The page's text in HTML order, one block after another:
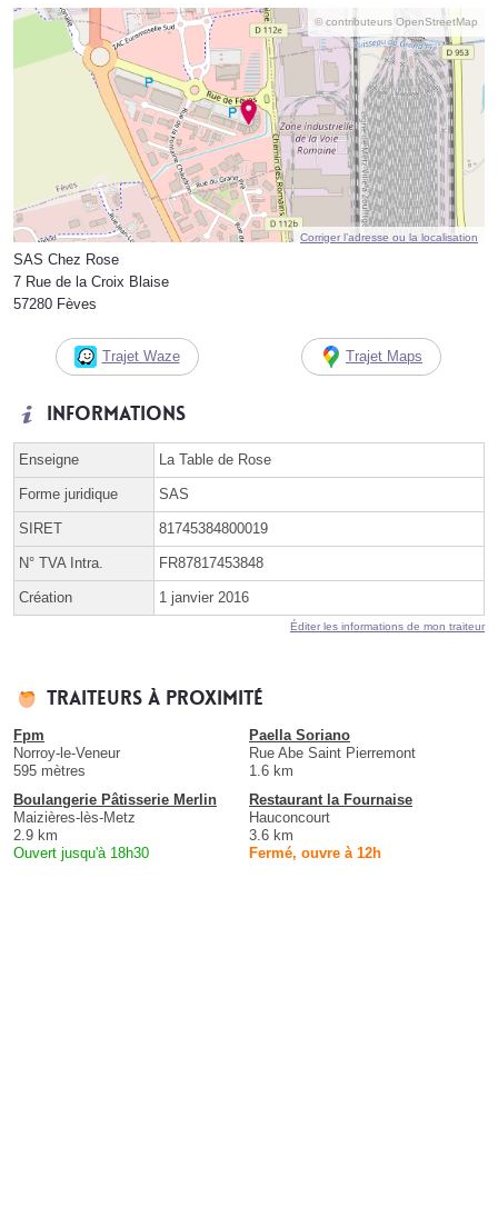
© contributeurs OpenStreetMap
Corriger l’adresse ou la localisation
SAS Chez Rose
7 Rue de la Croix Blaise
57280 Fèves
Trajet Waze Trajet Maps
Informations
Enseigne La Table de Rose
Forme juridique SAS
SIRET 81745384800019
N° TVA Intra. FR87817453848
Création 1 janvier 2016
Éditer les informations de mon traiteur
Traiteurs à proximité
Fpm
Norroy-le-Veneur
595 mètres
Paella Soriano
Rue Abe Saint Pierremont
1.6 km
Boulangerie Pâtisserie Merlin
Maizières-lès-Metz
2.9 km
Ouvert jusqu'à 18h30
Restaurant la Fournaise
Hauconcourt
3.6 km
Fermé, ouvre à 12h